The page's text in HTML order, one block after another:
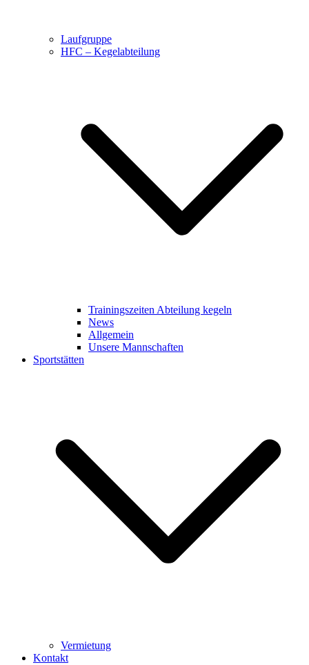
Laufgruppe
HFC – Kegelabteilung
Trainingszeiten Abteilung kegeln
News
Allgemein
Unsere Mannschaften
Sportstätten
Vermietung
Kontakt